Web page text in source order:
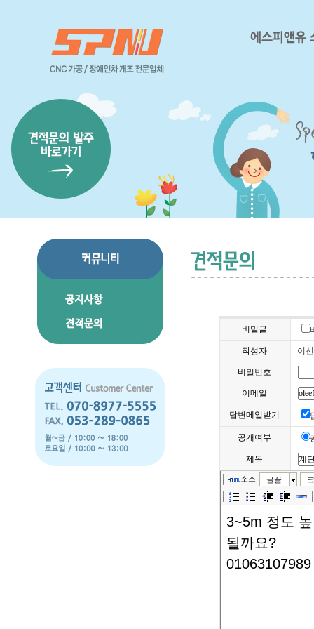
비밀글
작성자 이
비밀번호
이메일
답변메일받기
공개여부
제목
소스 글꼴